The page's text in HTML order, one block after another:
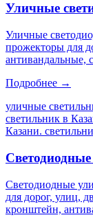
Уличные
Уличные
прожекторы для
антивандальные,
Подробнее →
уличные
светильник в
Казани.
Светодиодные
для дорог, улиц,
кронштейн,